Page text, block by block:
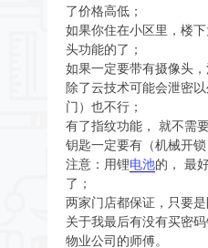
了价格高低；
如果你住在小区里，楼
头功能的了；
如果一定要带有摄像头
除了云技术可能会泄密
门）也不行；
有了指纹功能， 就不需
钥匙一定要有（机械开
注意：用锂电池的， 最
了；
两家门店都保证，只要
关于我最后有没有买密
物业公司的师傅。